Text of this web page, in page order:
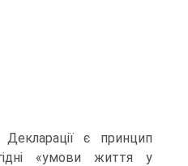
є принцип
«умови життя у